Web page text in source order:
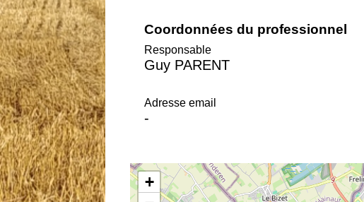
Coordonnées du professionnel
Responsable
Guy PARENT
Adresse email
-
+